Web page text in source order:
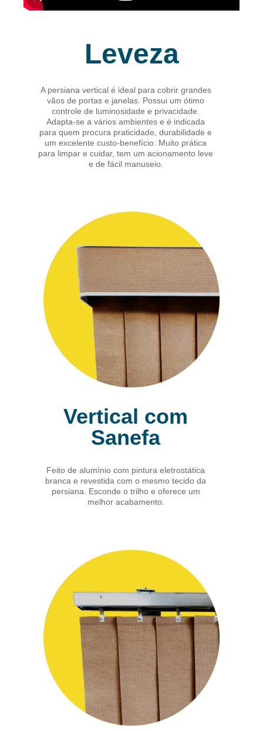
Leveza
A persiana vertical é ideal para cobrir grandes
vãos de portas e janelas. Possui um ótimo
controle de luminosidade e privacidade.
Adapta-se a vários ambientes e é indicada
para quem procura praticidade, durabilidade e
um excelente custo-benefício. Muito prática
para limpar e cuidar, tem um acionamento leve
e de fácil manuseio.
Vertical com
Sanefa
Feito de alumínio com pintura eletrostática
branca e revestida com o mesmo tecido da
persiana. Esconde o trilho e oferece um
melhor acabamento.